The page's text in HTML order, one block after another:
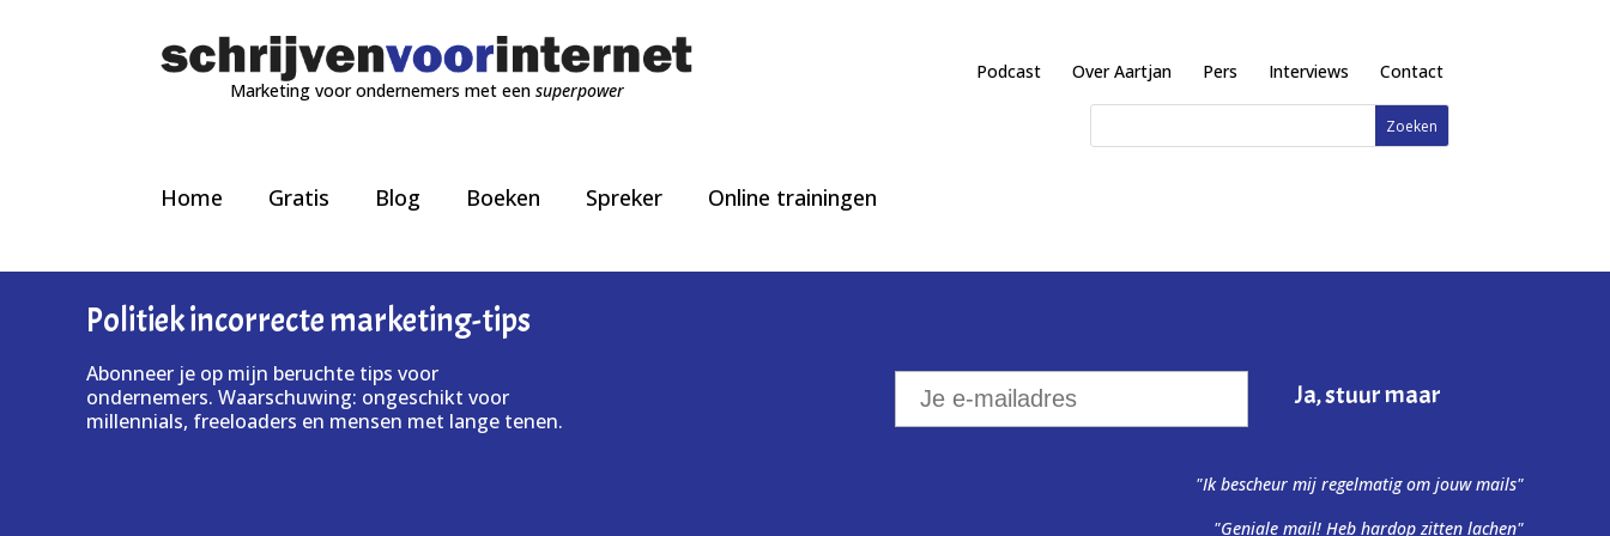
Marketing voor ondernemers met eensuperpower
Podcast Over Aartjan Pers Interviews Contact
Home Gratis Blog Boeken Spreker Online trainingen
Politiek incorrecte marketing-tips
Abonneer je op mijn beruchte tips voor
ondernemers. Waarschuwing: ongeschikt voor
millennials, freeloaders en mensen met lange tenen.
"Ik bescheur mij regelmatig om jouw mails"
"Geniale mail! Heb hardop zitten lachen"